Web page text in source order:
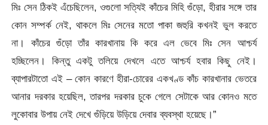
মিঃ সেন ঠিকই এঁচেছিলেন, ওগুলো সত্যিই কাঁচের মিহি গুঁড়ো, হীরার সঙ্গে তার
কোন সম্পর্ক নেই, থাকলে মিঃ সেনের মতো পাকা জহুরি কখনই ভুল করতে
না। কাঁচের গুঁড়ো তাঁর কারখানায় কি করে এল ভেবে মিঃ সেন আশ্চর্য
হচ্ছিলেন। কিন্তু একটু তলিয়ে দেখলে এতে আশ্চর্য হবার কিছু নেই।
ব্যাপারটাতো এই – কোন কারণে হীরা-চোরের একখণ্ড কাঁচ কারখানার ভেতরে
আনার দরকার হয়েছিল, তারপর দরকার চুকে গেলে সেটাকে আর কোনও মতে
লুকোবার উপায় নেই দেখে গুঁড়িয়ে উড়িয়ে দেবার ব্যবস্থা হয়েছে।”